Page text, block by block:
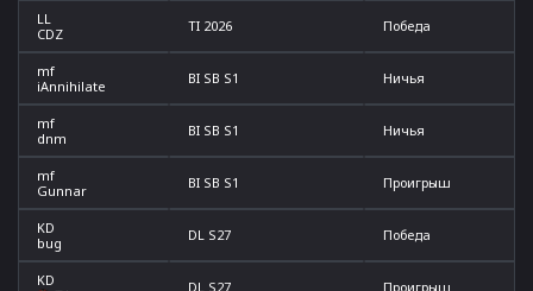
LL
CDZ
TI 2026 Победа
mf
iAnnihilate
BI SB S1 Ничья
mf
dnm
BI SB S1 Ничья
mf
Gunnar
BI SB S1 Проигрыш
KD
bug
DL S27 Победа
KD
DL S27 Проигрыш